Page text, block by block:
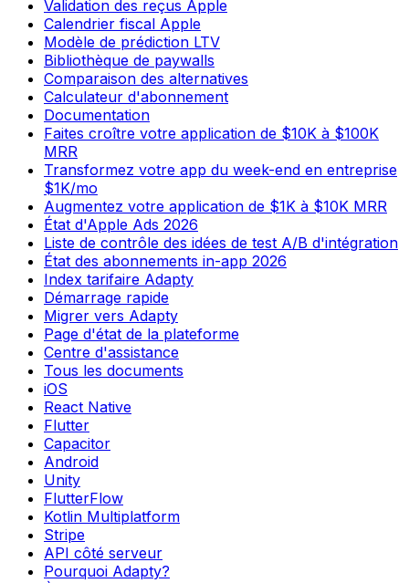
Validation des reçus Apple
Calendrier fiscal Apple
Modèle de prédiction LTV
Bibliothèque de paywalls
Comparaison des alternatives
Calculateur d'abonnement
Documentation
Faites croître votre application de $10K à $100K
MRR
Transformez votre app du week-end en entreprise
$1K/mo
Augmentez votre application de $1K à $10K MRR
État d'Apple Ads 2026
Liste de contrôle des idées de test A/B d'intégration
État des abonnements in-app 2026
Index tarifaire Adapty
Démarrage rapide
Migrer vers Adapty
Page d'état de la plateforme
Centre d'assistance
Tous les documents
iOS
React Native
Flutter
Capacitor
Android
Unity
FlutterFlow
Kotlin Multiplatform
Stripe
API côté serveur
Pourquoi Adapty?